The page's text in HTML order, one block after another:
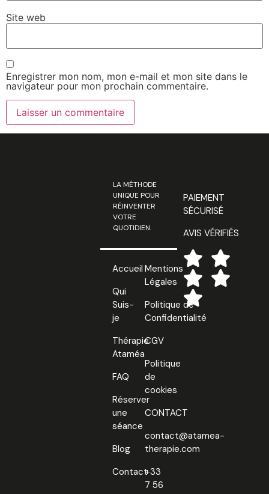
Site web
Enregistrer mon nom, mon e-mail et mon site dans le
navigateur pour mon prochain commentaire.
LA MÉTHODE
UNIQUE POUR
RÉINVENTER
VOTRE
QUOTIDIEN.
Accueil
Qui
Suis-
je
Thérapie
Ataméa
FAQ
Réserver
une
séance
Blog
Contact
Mentions
Légales
Politique de
Confidentialité
CGV
Politique
de
cookies
CONTACT
contact@atamea-
therapie.com
+33
7 56
PAIEMENT
SÉCURISÉ
AVIS VÉRIFIÉS